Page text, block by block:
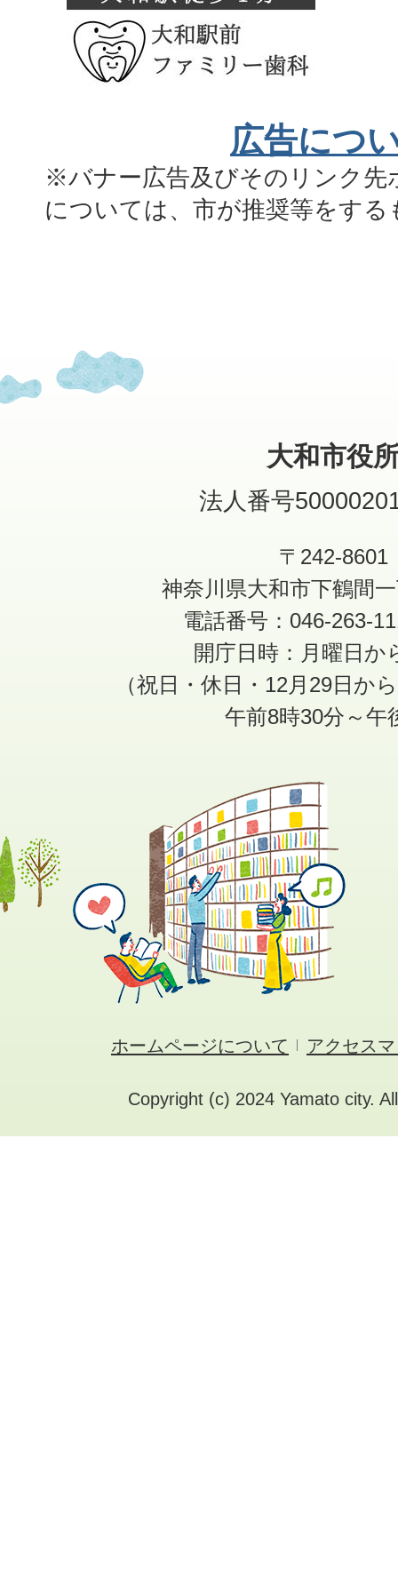
広告につ
※バナー広告及びそのリンク先
については、市が推奨等をす
大和市役
法人番号
〒242-8601
神奈川県大和市下鶴間
電話番号：046-263-
開庁日時：月曜日か
（祝日・休日・12月29日か
午前8時30分～午
ホームページについて アクセス
Copyright (c) 2024 Yamato city.